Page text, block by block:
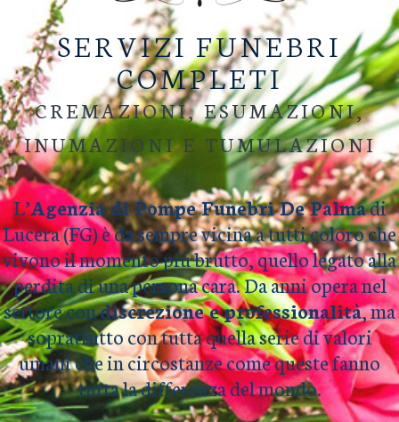
SERVIZI FUNEBRI
COMPLETI
CREMAZIONI, ESUMAZIONI,
INUMAZIONI E TUMULAZIONI
L’Agenzia di Pompe Funebri De Palmadi
Lucera (FG) è da sempre vicina a tutti coloro che
vivono il momento più brutto, quello legato alla
perdita di una persona cara. Da anni opera nel
settore condiscrezione e professionalità, ma
soprattutto con tutta quella serie di valori
umani che in circostanze come queste fanno
tutta la differenza del mondo.